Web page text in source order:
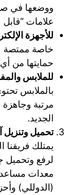
ووضعها في
علامات
للأجهزة
خاصة ممتصة
حمايتها من أي
للملابس
بالملابس
مرتبة
الجديد.
تحميل
يمتلك فريقنا
لرفع وتحميل
معدات
(الدوللي)